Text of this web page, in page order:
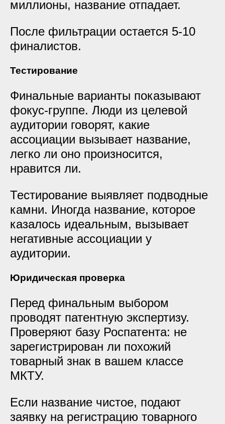
миллионы, название отпадает.
После фильтрации остается 5-10
финалистов.
Тестирование
Финальные варианты показывают
фокус-группе. Люди из целевой
аудитории говорят, какие
ассоциации вызывает название,
легко ли оно произносится,
нравится ли.
Тестирование выявляет подводные
камни. Иногда название, которое
казалось идеальным, вызывает
негативные ассоциации у
аудитории.
Юридическая проверка
Перед финальным выбором
проводят патентную экспертизу.
Проверяют базу Роспатента: не
зарегистрирован ли похожий
товарный знак в вашем классе
МКТУ.
Если название чистое, подают
заявку на регистрацию товарного